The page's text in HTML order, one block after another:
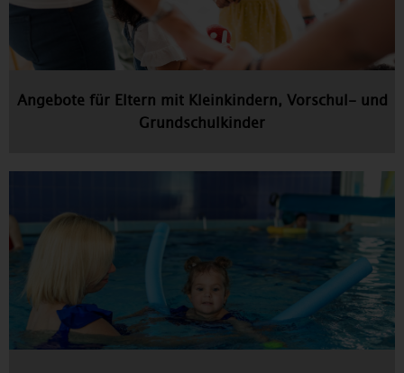
Angebote für Eltern mit Kleinkindern, Vorschul- und
Grundschulkinder